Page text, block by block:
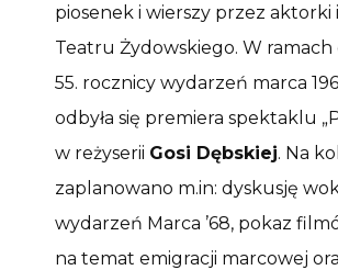
piosenek i wierszy przez aktorki
Teatru Żydowskiego. W
55. rocznicy wydarzeń marca
odbyła się premiera spektaklu
w reżyserii Gosi Dębskiej. Na
zaplanowano m.in: dyskusję
wydarzeń Marca ’68, pokaz
na temat emigracji marcowej